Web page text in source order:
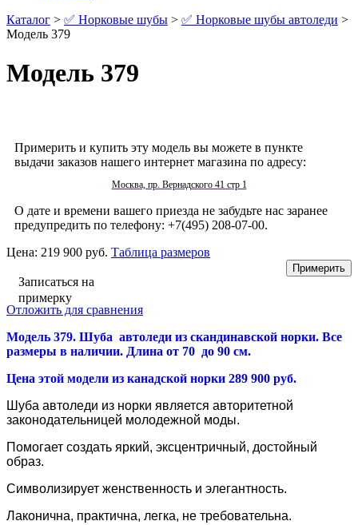
Каталог > ✅ Норковые шубы > ✅ Норковые шубы автоледи >
Модель 379
Модель 379
Примерить и купить эту модель вы можете в пункте
выдачи заказов нашего интернет магазина по адресу:
Москва, пр. Вернадского 41 стр 1
О дате и времени вашего приезда не забудьте нас заранее
предупредить по телефону: +7(495) 208-07-00.
Цена: 219 900 руб. Таблица размеров
Записаться на
примерку
Отложить для сравнения
Модель 379. Шуба автоледи из скандинавской норки. Все
размеры в наличии. Длина от 70 до 90 см.
Цена этой модели из канадской норки 289 900 руб.
Шуба автоледи из норки является авторитетной
законодательницей молодежной моды.
Помогает создать яркий, эксцентричный, достойный
образ.
Символизирует женственность и элегантность.
Лаконична, практична, легка, не требовательна.